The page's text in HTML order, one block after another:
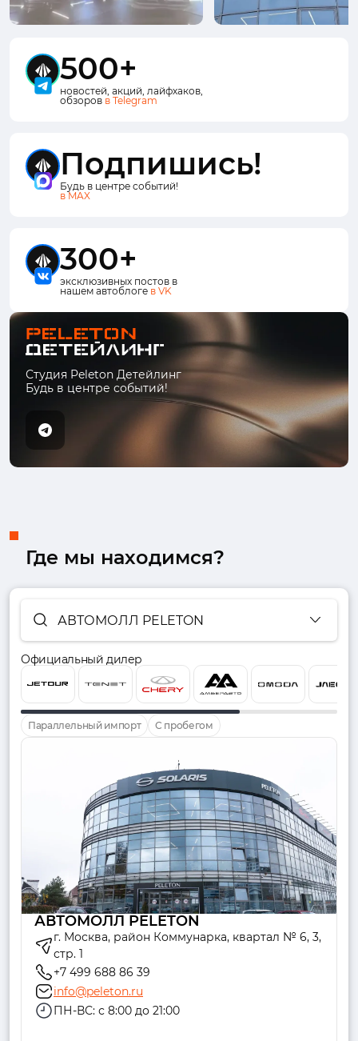
500+
новостей, акций, лайфхаков,
обзоров в Telegram
Подпишись!
Будь в центре событий!
в MAX
300+
эксклюзивных постов в
нашем автоблоге в VK
Студия Peleton Детейлинг
Будь в центре событий!
Где мы находимся?
АВТОМОЛЛ PELETON
Официальный дилер
Параллельный импорт С пробегом
АВТОМОЛЛ PELETON
г. Москва, район Коммунарка, квартал № 6, 3,
стр. 1
+7 499 688 86 39
info@peleton.ru
ПН-ВС: с 8:00 до 21:00